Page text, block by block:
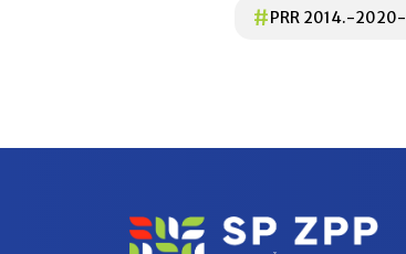
#PRR 2014.-2020-